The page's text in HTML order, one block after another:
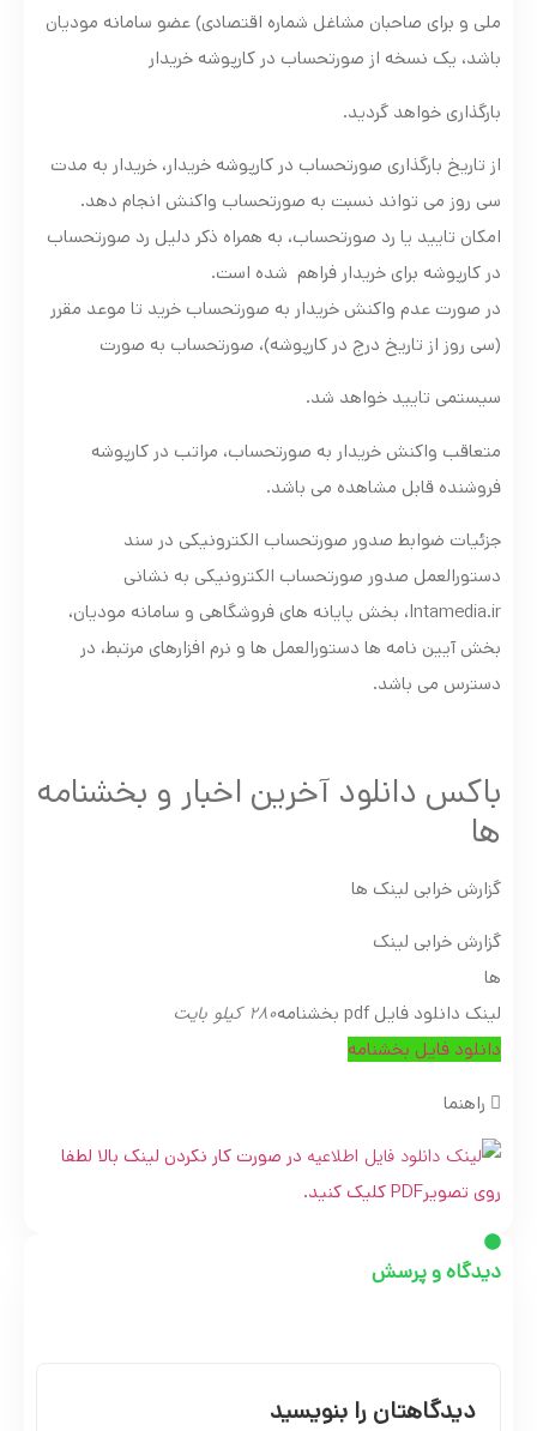
ملی و برای صاحبان مشاغل شماره اقتصادی) عضو سامانه مودیان
باشد، یک نسخه از صورتحساب در کارپوشه خریدار
بارگذاری خواهد گردید.
از تاریخ بارگذاری صورتحساب در کارپوشه خریدار، خریدار به مدت
سی روز می تواند نسبت به صورتحساب واکنش انجام دهد.
امکان تایید یا رد صورتحساب، به همراه ذکر دلیل رد صورتحساب
در کارپوشه برای خریدار فراهم شده است.
در صورت عدم واکنش خریدار به صورتحساب خرید تا موعد مقرر
(سی روز از تاریخ درج در کارپوشه)، صورتحساب به صورت
سیستمی تایید خواهد شد.
متعاقب واکنش خریدار به صورتحساب، مراتب در کارپوشه
فروشنده قابل مشاهده می باشد.
جزئیات ضوابط صدور صورتحساب الکترونیکی در سند
دستورالعمل صدور صورتحساب الکترونیکی به نشانی
Intamedia.ir، بخش پایانه ­های فروشگاهی و سامانه مودیان،
بخش آیین نامه ها دستورالعمل ها و نرم افزارهای مرتبط، در
دسترس می باشد.
باکس دانلود آخرین اخبار و بخشنامه
ها
گزارش خرابی لینک ها
گزارش خرابی لینک
ها
لینک دانلود فایل pdf بخشنامه
280 کیلو بایت
دانلود فایل بخشنامه
راهنما
در صورت کار نکردن لینک بالا لطفا
روی تصویرPDF کلیک کنید.
دیدگاه و پرسش
دیدگاهتان را بنویسید